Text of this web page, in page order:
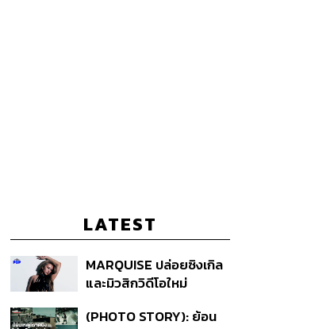
LATEST
MARQUISE ปล่อยซิงเกิล
และมิวสิกวิดีโอใหม่
สัมพันธ์สุด Toxic
(PHOTO STORY): ย้อน